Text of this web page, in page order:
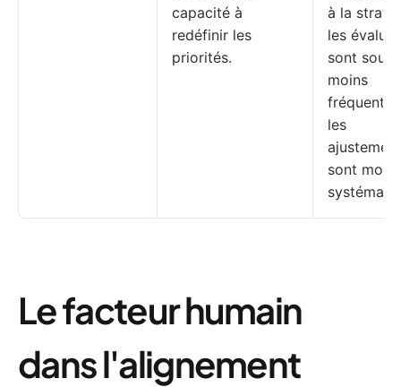
capacité à
redéfinir les
priorités.
à la
les
sont
moins
les
sont moins
Le facteur humain
dans l'alignement